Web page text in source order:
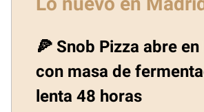
🍕 Snob Pizza abre
con masa de
lenta 48 horas